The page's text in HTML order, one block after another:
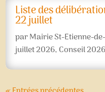
Liste des
22 juillet
parMairie St-Etienne-
juillet 2026, Conseil 2026